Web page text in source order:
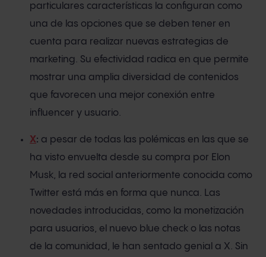
particulares características la configuran como
una de las opciones que se deben tener en
cuenta para realizar nuevas estrategias de
marketing. Su efectividad radica en que permite
mostrar una amplia diversidad de contenidos
que favorecen una mejor conexión entre
influencer y usuario.
X: a pesar de todas las polémicas en las que se
ha visto envuelta desde su compra por Elon
Musk, la red social anteriormente conocida como
Twitter está más en forma que nunca. Las
novedades introducidas, como la monetización
para usuarios, el nuevo blue check o las notas
de la comunidad, le han sentado genial a X. Sin